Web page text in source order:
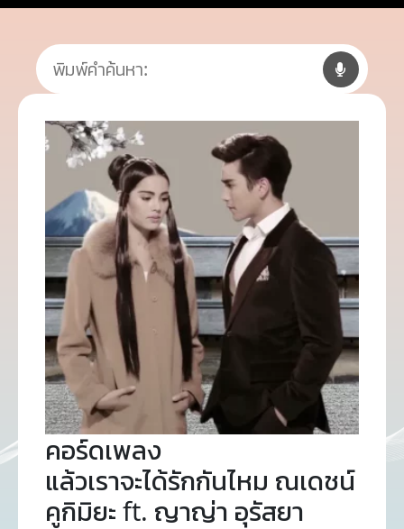
คอร์ดเพลง
แล้วเราจะได้รักกันไหม ณเดชน์
คูกิมิยะ ft. ญาญ่า อุรัสยา